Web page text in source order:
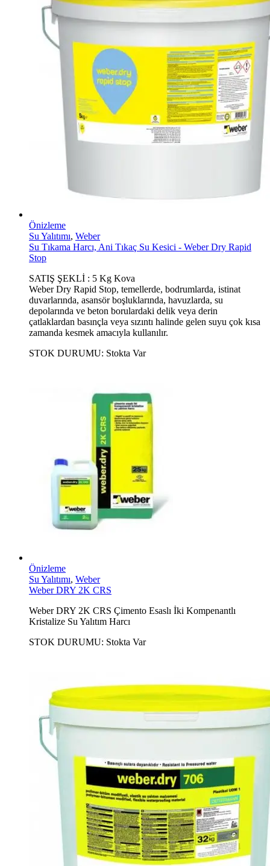
Önizleme
Su Yalıtımı, Weber
Su Tıkama Harcı, Ani Tıkaç Su Kesici - Weber Dry Rapid
Stop
SATIŞ ŞEKLİ : 5 Kg Kova
Weber Dry Rapid Stop, temellerde, bodrumlarda, istinat
duvarlarında, asansör boşluklarında, havuzlarda, su
depolarında ve beton borulardaki delik veya derin
çatlaklardan basınçla veya sızıntı halinde gelen suyu çok kısa
zamanda kesmek amacıyla kullanılır.
STOK DURUMU: Stokta Var
Önizleme
Su Yalıtımı, Weber
Weber DRY 2K CRS
Weber DRY 2K CRS Çimento Esaslı İki Kompenantlı
Kristalize Su Yalıtım Harcı
STOK DURUMU: Stokta Var